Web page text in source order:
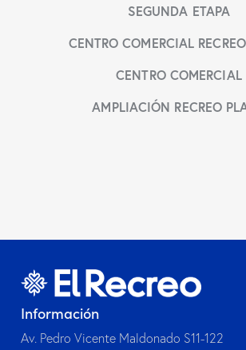
SEGUNDA ETAPA
CENTRO COMERCIAL
CENTRO COMERCIAL
AMPLIACIÓN RECREO
Información
Av. Pedro Vicente Maldonado S11-122